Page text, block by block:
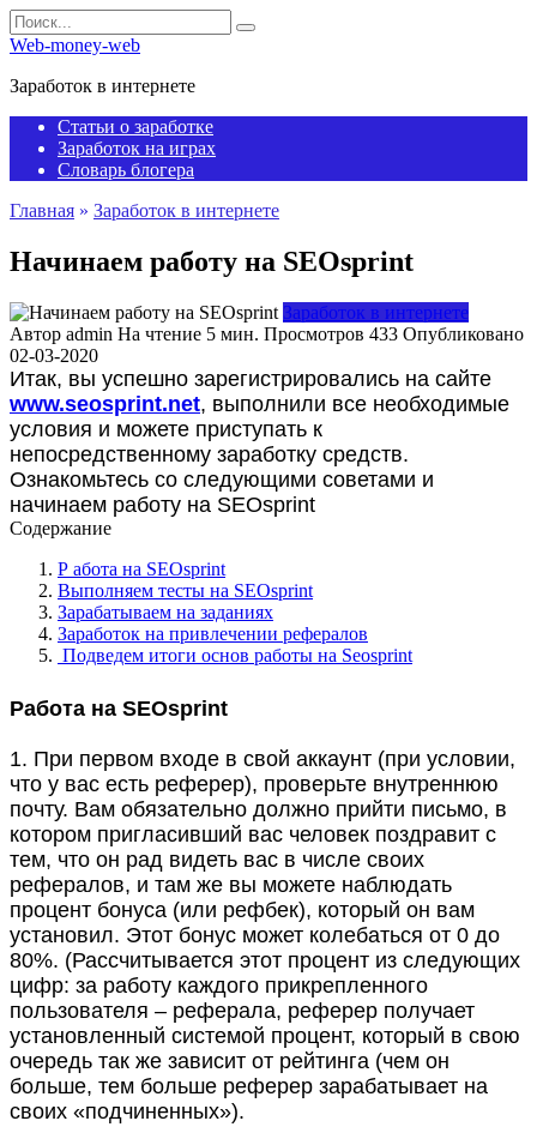
Перейти
к
содержанию
Search
for:
Web-money-web
Заработок в интернете
Статьи о заработке
Заработок на играх
Словарь блогера
Главная » Заработок в интернете
Начинаем работу на SEOsprint
Заработок в интернете
Автор admin На чтение 5 мин. Просмотров 433 Опубликовано
02-03-2020
Итак, вы успешно зарегистрировались на сайте
www.seosprint.net, выполнили все необходимые
условия и можете приступать к
непосредственному заработку средств.
Ознакомьтесь со следующими советами и
начинаем работу на SEOsprint
Содержание
Р абота на SEOsprint
Выполняем тесты на SEOsprint
Зарабатываем на заданиях
Заработок на привлечении рефералов
Подведем итоги основ работы на Seosprint
Работа на SEOsprint
1. При первом входе в свой аккаунт (при условии,
что у вас есть реферер), проверьте внутреннюю
почту. Вам обязательно должно прийти письмо, в
котором пригласивший вас человек поздравит с
тем, что он рад видеть вас в числе своих
рефералов, и там же вы можете наблюдать
процент бонуса (или рефбек), который он вам
установил. Этот бонус может колебаться от 0 до
80%. (Рассчитывается этот процент из следующих
цифр: за работу каждого прикрепленного
пользователя – реферала, реферер получает
установленный системой процент, который в свою
очередь так же зависит от рейтинга (чем он
больше, тем больше реферер зарабатывает на
своих «подчиненных»).